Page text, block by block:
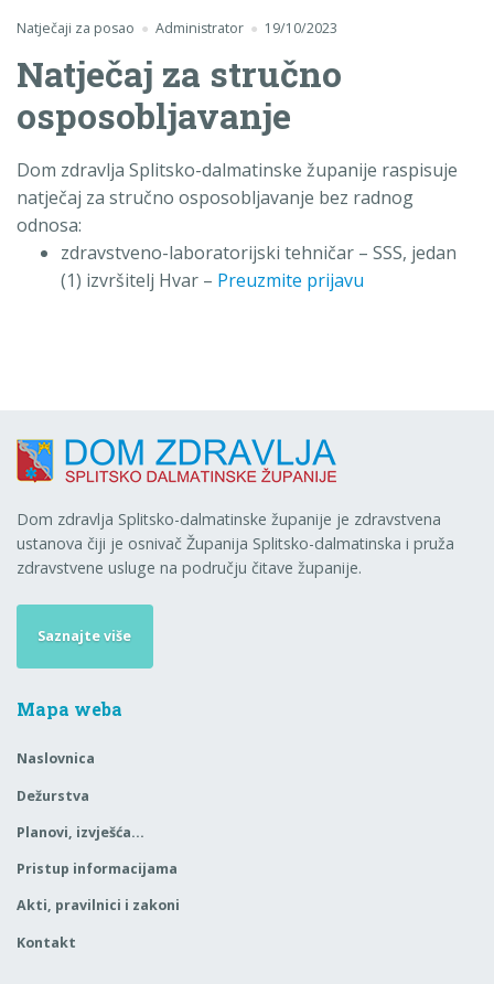
Natječaji za posao Administrator 19/10/2023
Natječaj za stručno
osposobljavanje
Dom zdravlja Splitsko-dalmatinske županije raspisuje
natječaj za stručno osposobljavanje bez radnog
odnosa:
zdravstveno-laboratorijski tehničar – SSS, jedan
(1) izvršitelj Hvar – Preuzmite prijavu
Dom zdravlja Splitsko-dalmatinske županije je zdravstvena
ustanova čiji je osnivač Županija Splitsko-dalmatinska i pruža
zdravstvene usluge na području čitave županije.
Saznajte više
Mapa weba
Naslovnica
Dežurstva
Planovi, izvješća…
Pristup informacijama
Akti, pravilnici i zakoni
Kontakt